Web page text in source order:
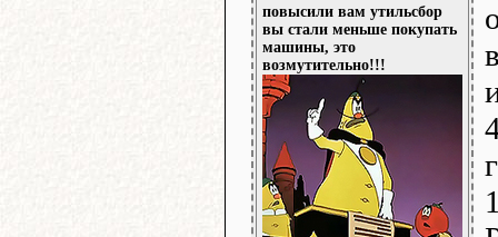
повысили вам утильсбор
вы стали меньше покупать
машины, это
возмутительно!!!